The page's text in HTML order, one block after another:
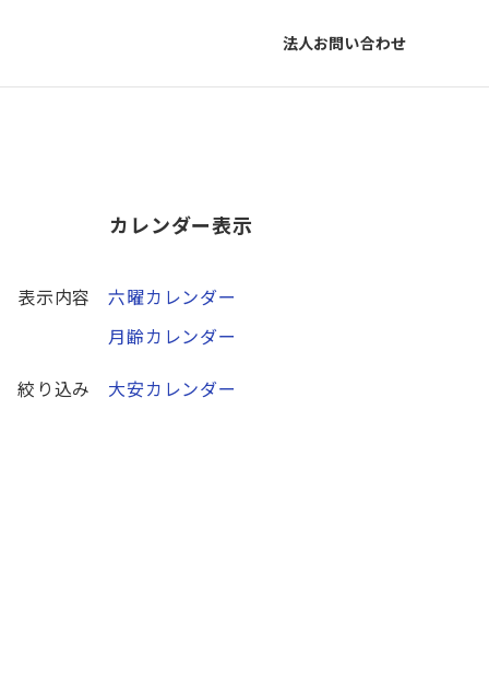
法人お問い合わせ
カレンダー表示
表示内容
六曜カレンダー
月齢カレンダー
絞り込み
大安カレンダー